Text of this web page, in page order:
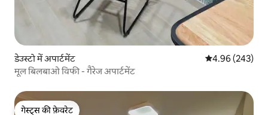
डेउस्टो में अपार्टमेंट औसत रेटिंग 5 में से
4.96 (243)
मूल बिलबाओ विफी - गैरेज अपार्टमेंट
गेस्ट्स की फ़ेवरेट